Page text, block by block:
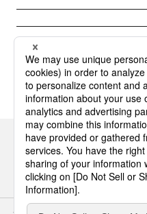
パナソニックの電